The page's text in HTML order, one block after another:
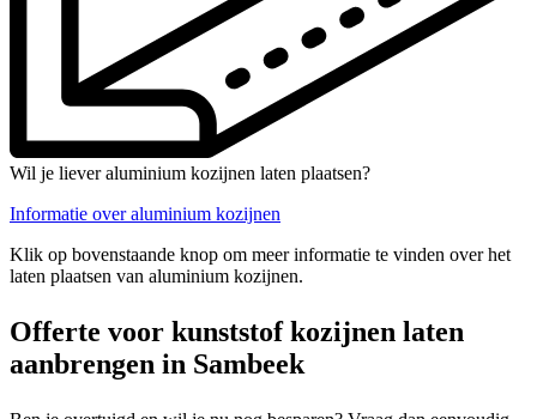
Wil je liever aluminium kozijnen laten plaatsen?
Informatie over aluminium kozijnen
Klik op bovenstaande knop om meer informatie te vinden over het
laten plaatsen van aluminium kozijnen.
Offerte voor kunststof kozijnen laten
aanbrengen in Sambeek